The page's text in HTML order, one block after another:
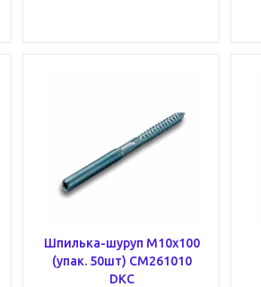
Шпилька-шуруп M10х100
(упак. 50шт) CM261010
DKC